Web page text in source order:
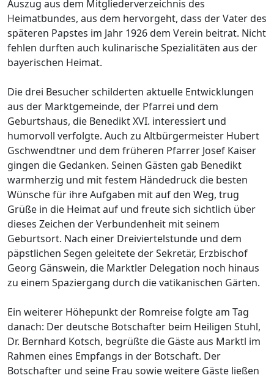
Auszug aus dem Mitgliederverzeichnis des
Heimatbundes, aus dem hervorgeht, dass der Vater des
späteren Papstes im Jahr 1926 dem Verein beitrat. Nicht
fehlen durften auch kulinarische Spezialitäten aus der
bayerischen Heimat.
Die drei Besucher schilderten aktuelle Entwicklungen
aus der Marktgemeinde, der Pfarrei und dem
Geburtshaus, die Benedikt XVI. interessiert und
humorvoll verfolgte. Auch zu Altbürgermeister Hubert
Gschwendtner und dem früheren Pfarrer Josef Kaiser
gingen die Gedanken. Seinen Gästen gab Benedikt
warmherzig und mit festem Händedruck die besten
Wünsche für ihre Aufgaben mit auf den Weg, trug
Grüße in die Heimat auf und freute sich sichtlich über
dieses Zeichen der Verbundenheit mit seinem
Geburtsort. Nach einer Dreiviertelstunde und dem
päpstlichen Segen geleitete der Sekretär, Erzbischof
Georg Gänswein, die Marktler Delegation noch hinaus
zu einem Spaziergang durch die vatikanischen Gärten.
Ein weiterer Höhepunkt der Romreise folgte am Tag
danach: Der deutsche Botschafter beim Heiligen Stuhl,
Dr. Bernhard Kotsch, begrüßte die Gäste aus Marktl im
Rahmen eines Empfangs in der Botschaft. Der
Botschafter und seine Frau sowie weitere Gäste ließen